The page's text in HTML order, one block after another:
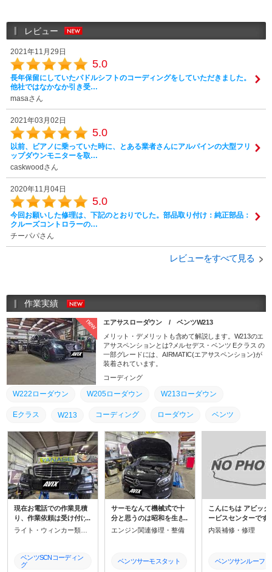
レビュー
2021年11月29日
5.0
長年保留にしていたパドルシフトのコーディングをしていただきました。
他社ではなかなか引き受…
masaさん
2021年03月02日
5.0
以前、ビアノに乗っていた時に、とある業者さんにアルパインの大型フリ
ップダウンモニターを取…
caskwoodさん
2020年11月04日
5.0
今回お願いした修理は、下記のとおりでした。部品取り付け：純正部品：
クルーズコントロラーの…
チーパパさん
レビューをすべて見る
作業実績
new
エアサスローダウン / ベンツW213
メリット・デメリットも含めて解説します。W213のエ
アサスペンションとは?メルセデス・ベンツ Eクラス の
一部グレードには、AIRMATIC(エアサスペンション)が
装着されています。
コーディング
W222ローダウン W205ローダウン W213ローダウン
Eクラス W213 コーディング ローダウン ベンツ
現在お電話での作業見積
り、作業依頼は受け付け
ておりません。お手数で
でのお問い合わせに対し
て電話での回答もしてお
ベンツSCNコーディン
グ
サーモなんて機械式で十
分と思うのは昭和を生き
てきた私のようにもう考
す改良品(新品番)に交換
エンジン関連修理・整備
ベンツサーモスタット
こんにちは アビック
ービスセンターです
ご今回ご紹介するの
りますので、不具合
内装補修・修理
ベンツサンルーフ